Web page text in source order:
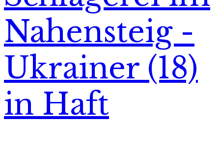
Nahensteig -
Ukrainer (18)
in Haft